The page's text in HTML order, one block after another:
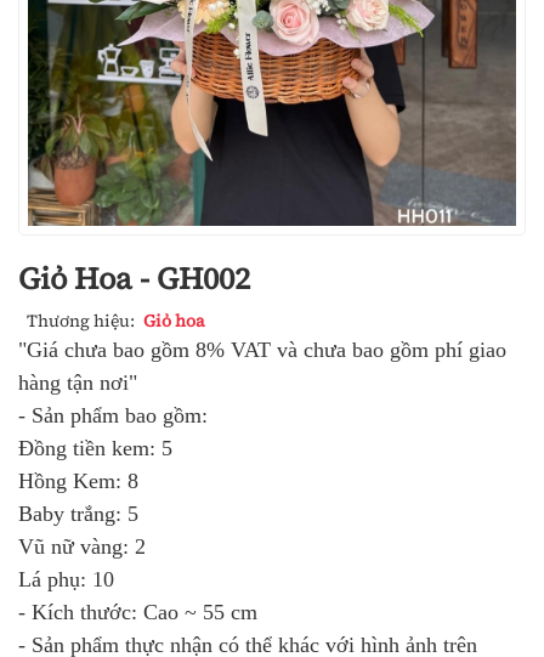
Giỏ Hoa - GH002
Thương hiệu: Giỏ hoa
"Giá chưa bao gồm 8% VAT và chưa bao gồm phí giao
hàng tận nơi"
- Sản phẩm bao gồm:
Đồng tiền kem: 5
Hồng Kem: 8
Baby trắng: 5
Vũ nữ vàng: 2
Lá phụ: 10
- Kích thước: Cao ~ 55 cm
- Sản phẩm thực nhận có thể khác với hình ảnh trên